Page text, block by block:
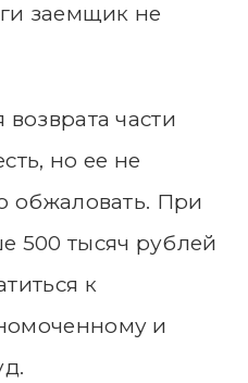
заемщик не
части
но ее не
обжаловать. При
500 тысяч рублей
к
и